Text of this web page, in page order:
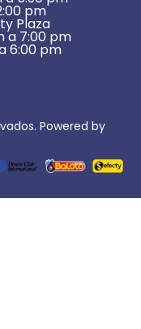
pm
Plaza
a 7:00 pm
6:00 pm
Powered by